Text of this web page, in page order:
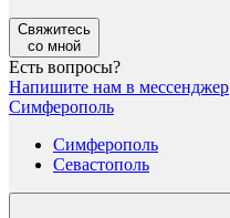
Свяжитесь
со мной
Есть вопросы?
Напишите нам в мессенджер
Симферополь
Симферополь
Севастополь